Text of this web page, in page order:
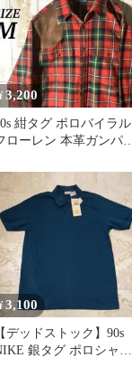
3,200
紺タグ ポロバイラル
ローレン 本革ガンパッ
3,100
【デッドストック】90s
銀タグ ポロシャツ